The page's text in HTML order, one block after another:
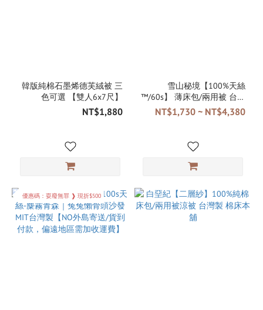
韓版純棉石墨烯德芙絨被 三
色可選 【雙人6x7尺】
NT$1,880
雪山秘境【100%天絲
™/60s】 薄床包/兩用被 台灣
製 TENCEL™ Lyocel
NT$1,730 ~ NT$4,380
優惠碼：耍廢無罪 ❱ 現折$500